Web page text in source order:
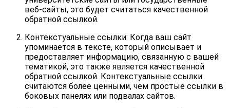
веб-сайты, это будет считаться качественной
обратной ссылкой.
Контекстуальные ссылки: Когда ваш сайт
упоминается в тексте, который описывает и
предоставляет информацию, связанную с вашей
тематикой, это также является качественной
обратной ссылкой. Контекстуальные ссылки
считаются более ценными, чем простые ссылки в
боковых панелях или подвалах сайтов.